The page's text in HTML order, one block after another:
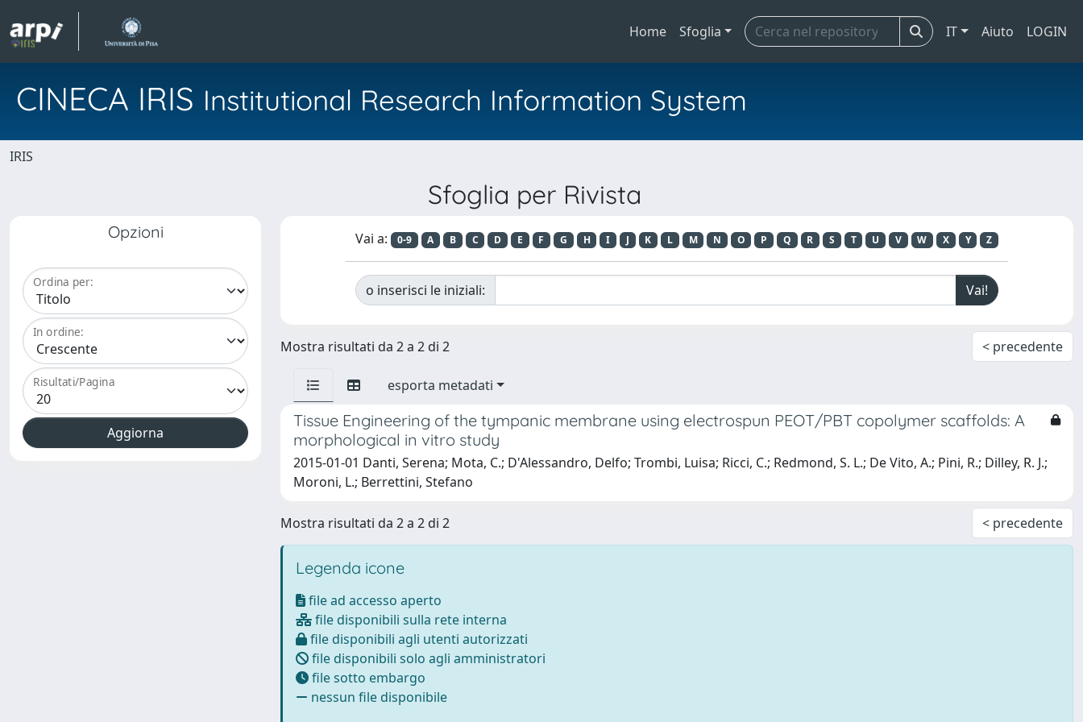
Home Sfoglia IT Aiuto LOGIN
CINECA IRIS Institutional Research Information System
IRIS
Sfoglia per Rivista
Opzioni
Ordina per:
In ordine:
Risultati/Pagina
Vai a: 0-9 A B C D E F G H I J K L M N O P Q R S T U V W X Y Z
o inserisci le iniziali:
Mostra risultati da 2 a 2 di 2 < precedente
esporta metadati
Tissue Engineering of the tympanic membrane using electrospun PEOT/PBT copolymer scaffolds: A
morphological in vitro study
2015-01-01 Danti, Serena; Mota, C.; D'Alessandro, Delfo; Trombi, Luisa; Ricci, C.; Redmond, S. L.; De Vito, A.; Pini, R.; Dilley, R. J.;
Moroni, L.; Berrettini, Stefano
Mostra risultati da 2 a 2 di 2 < precedente
Legenda icone
file ad accesso aperto
file disponibili sulla rete interna
file disponibili agli utenti autorizzati
file disponibili solo agli amministratori
file sotto embargo
nessun file disponibile